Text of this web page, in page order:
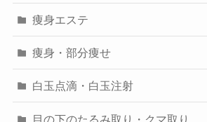
痩身エステ
痩身・部分痩せ
白玉点滴・白玉注射
目の下のたるみ取り・クマ取り